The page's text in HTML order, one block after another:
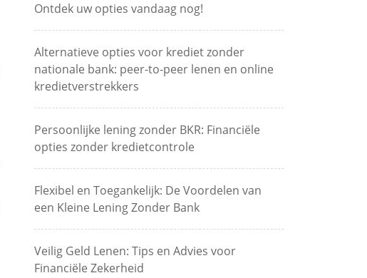
Ontdek uw opties vandaag nog!
Alternatieve opties voor krediet zonder
nationale bank: peer-to-peer lenen en online
kredietverstrekkers
Persoonlijke lening zonder BKR: Financiële
opties zonder kredietcontrole
Flexibel en Toegankelijk: De Voordelen van
een Kleine Lening Zonder Bank
Veilig Geld Lenen: Tips en Advies voor
Financiële Zekerheid